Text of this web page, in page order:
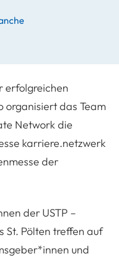
erfolgreichen
organisiert das Team
Network die
karriere.netzwerk
der
der USTP –
St. Pölten treffen auf
und